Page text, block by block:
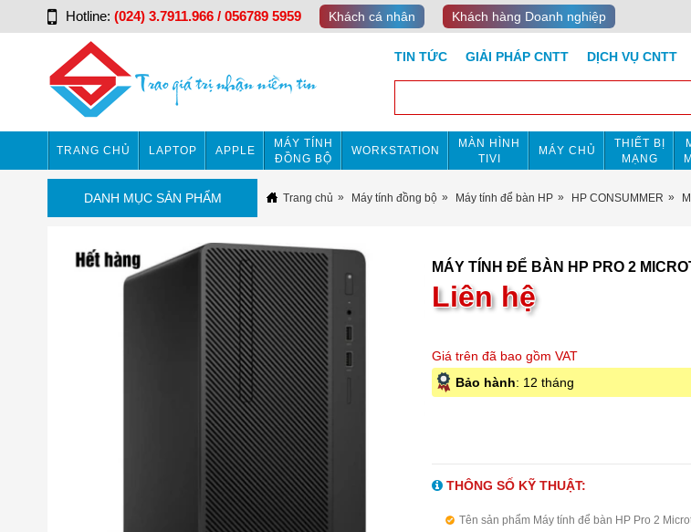
Hotline: (024) 3.7911.966 / 056789 5959 Khách cá nhân Khách hàng Doanh nghiệp
TIN TỨC GIẢI PHÁP CNTT DỊCH VỤ CNTT
TRANG CHỦ LAPTOP APPLE
MÁY TÍNH
ĐỒNG BỘ
WORKSTATION
MÀN HÌNH
TIVI
MÁY CHỦ
THIẾT BỊ
MẠNG
DANH MỤC SẢN PHẨM Trang chủ Máy tính đồng bộ Máy tính để bàn HP HP CONSUMMER
MÁY TÍNH ĐỂ BÀN HP PRO 2
Liên hệ
Giá trên đã bao gồm VAT
Bảo hành: 12 tháng
THÔNG SỐ KỸ THUẬT:
Tên sản phẩm Máy tính để bàn HP Pro 2